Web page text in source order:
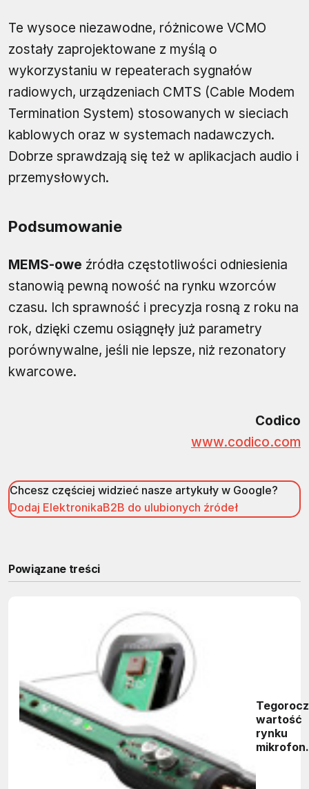
Te wysoce niezawodne, różnicowe VCMO
zostały zaprojektowane z myślą o
wykorzystaniu w repeaterach sygnałów
radiowych, urządzeniach CMTS (Cable Modem
Termination System) stosowanych w sieciach
kablowych oraz w systemach nadawczych.
Dobrze sprawdzają się też w aplikacjach audio i
przemysłowych.
Podsumowanie
MEMS-owe źródła częstotliwości odniesienia
stanowią pewną nowość na rynku wzorców
czasu. Ich sprawność i precyzja rosną z roku na
rok, dzięki czemu osiągnęły już parametry
porównywalne, jeśli nie lepsze, niż rezonatory
kwarcowe.
Codico
www.codico.com
Chcesz częściej widzieć nasze artykuły w Google?
Dodaj ElektronikaB2B do ulubionych źródeł
Powiązane treści
wartość
rynku